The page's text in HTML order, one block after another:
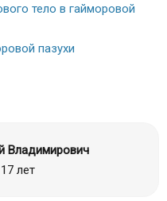
тело в гайморовой
пазухи
Владимирович
лет